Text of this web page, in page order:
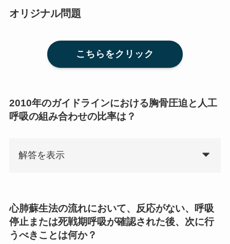
オリジナル問題
こちらをクリック
2010年のガイドラインにおける胸骨圧迫と人工
呼吸の組み合わせの比率は？
解答を表示
心肺蘇生法の流れにおいて、反応がない、呼吸
停止または死戦期呼吸が確認された後、次に行
うべきことは何か？